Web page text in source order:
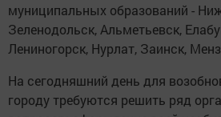
муниципальных образований -
Зеленодольск, Альметьевск,
Лениногорск, Нурлат, Заинск,
На сегодняшний день для
городу требуются решить ряд